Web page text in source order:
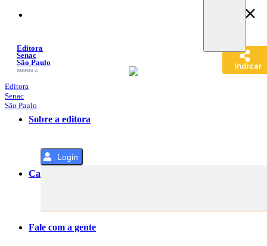
Conteúdo
Editora
Senac
São Paulo
SACOLA
MENU
Editora
Senac
São Paulo
Sobre a editora
Categorias
Fale com a gente
Login
Indicar